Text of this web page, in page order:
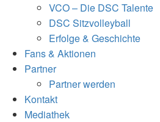
VCO – Die DSC Talente
DSC Sitzvolleyball
Erfolge & Geschichte
Fans & Aktionen
Partner
Partner werden
Kontakt
Mediathek